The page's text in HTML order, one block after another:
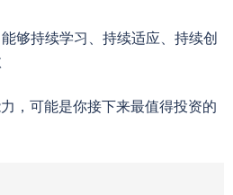
够持续学习、持续适应、持续创
，可能是你接下来最值得投资的